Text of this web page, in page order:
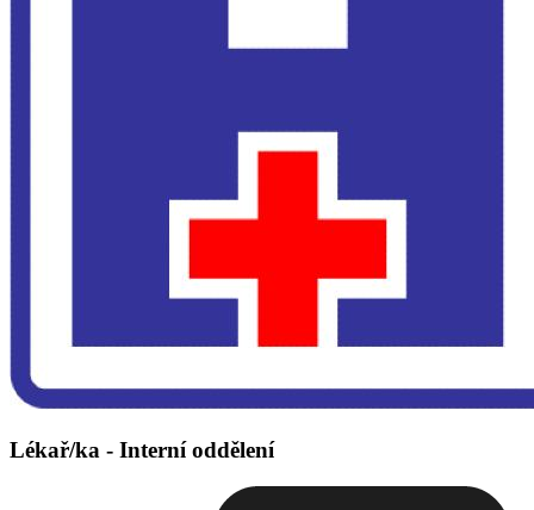
Lékař/ka - Interní oddělení